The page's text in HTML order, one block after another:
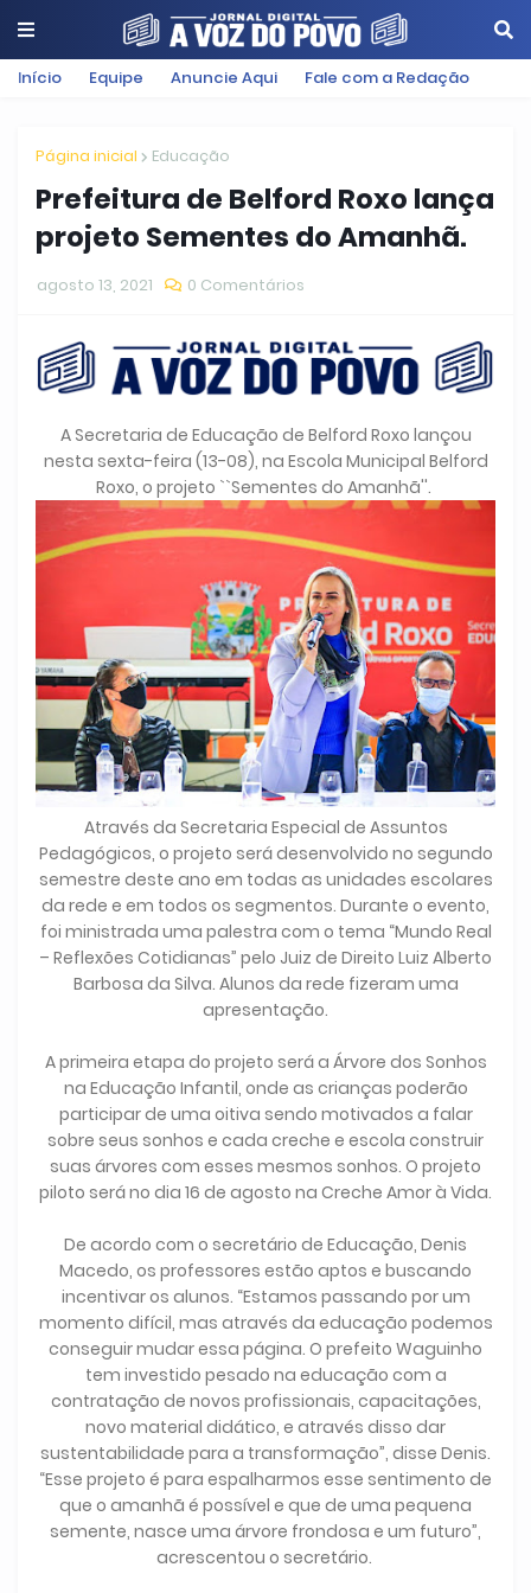
Início Equipe Anuncie Aqui Fale com a Redação
Página inicial Educação
Prefeitura de Belford Roxo lança
projeto Sementes do Amanhã.
agosto 13, 2021 0 Comentários
A Secretaria de Educação de Belford Roxo lançou
nesta sexta-feira (13-08), na Escola Municipal Belford
Roxo, o projeto ``Sementes do Amanhã''.
Através da Secretaria Especial de Assuntos
Pedagógicos, o projeto será desenvolvido no segundo
semestre deste ano em todas as unidades escolares
da rede e em todos os segmentos. Durante o evento,
foi ministrada uma palestra com o tema “Mundo Real
– Reflexões Cotidianas” pelo Juiz de Direito Luiz Alberto
Barbosa da Silva. Alunos da rede fizeram uma
apresentação.
A primeira etapa do projeto será a Árvore dos Sonhos
na Educação Infantil, onde as crianças poderão
participar de uma oitiva sendo motivados a falar
sobre seus sonhos e cada creche e escola construir
suas árvores com esses mesmos sonhos. O projeto
piloto será no dia 16 de agosto na Creche Amor à Vida.
De acordo com o secretário de Educação, Denis
Macedo, os professores estão aptos e buscando
incentivar os alunos. “Estamos passando por um
momento difícil, mas através da educação podemos
conseguir mudar essa página. O prefeito Waguinho
tem investido pesado na educação com a
contratação de novos profissionais, capacitações,
novo material didático, e através disso dar
sustentabilidade para a transformação”, disse Denis.
“Esse projeto é para espalharmos esse sentimento de
que o amanhã é possível e que de uma pequena
semente, nasce uma árvore frondosa e um futuro”,
acrescentou o secretário.